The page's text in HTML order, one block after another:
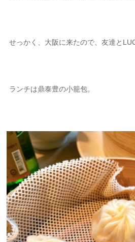
せっかく、大阪に来たので、友達と
ランチは鼎泰豊の小籠包。